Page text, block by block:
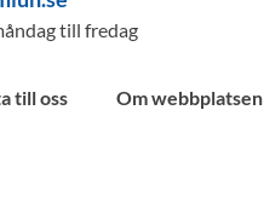
till fredag
till oss Om webbplatsen